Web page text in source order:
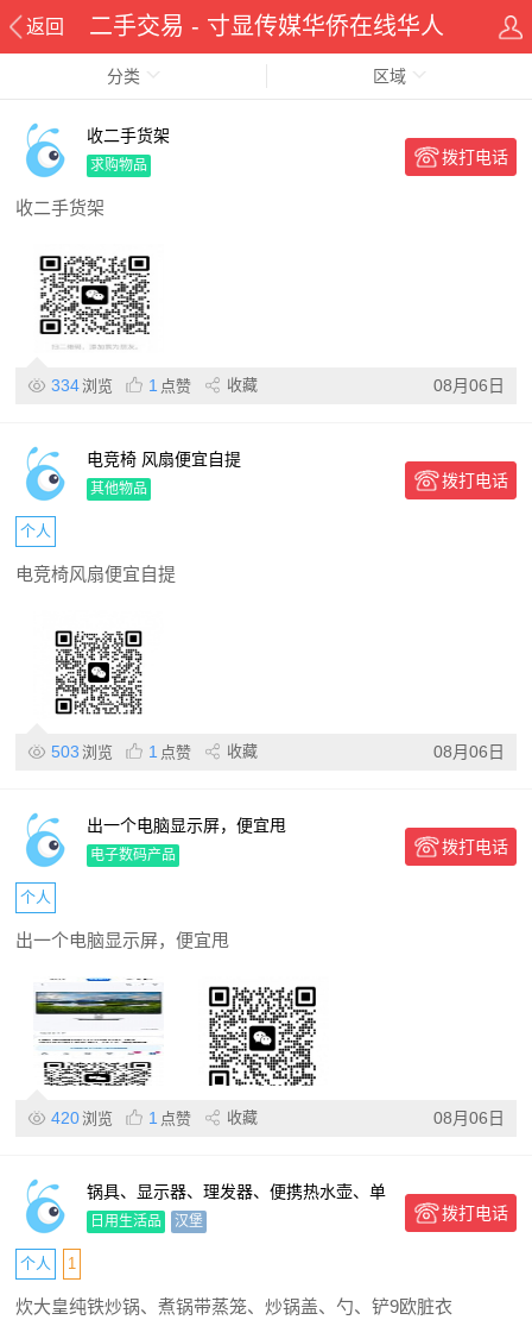
返回 二手交易 - 寸显传媒华侨在线华人
分类 区域
收二手货架
求购物品 拨打电话
收二手货架
334浏览 1 点赞 收藏 08月06日
电竞椅 风扇便宜自提
其他物品 拨打电话
个人
电竞椅风扇便宜自提
503 浏览 1 点赞 收藏 08月06日
出一个电脑显示屏，便宜甩
电子数码产品 拨打电话
个人
出一个电脑显示屏，便宜甩
420浏览 1 点赞 收藏 08月06日
锅具、显示器、理发器、便携热水壶、单
杠、吹风机等
日用生活品 汉堡 拨打电话
个人 1
炊大皇纯铁炒锅、煮锅带蒸笼、炒锅盖、勺、铲9欧脏衣